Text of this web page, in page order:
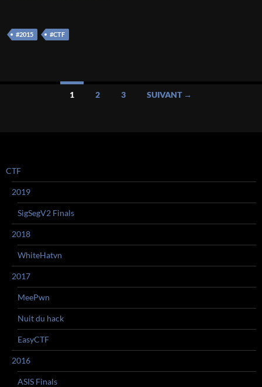
#2015 #CTF
Navigation
1 2 3 SUIVANT →
CTF
2019
SigSegV2 Finals
2018
WhiteHatvn
2017
MeePwn
Nuit du hack
EasyCTF
2016
ASIS Finals